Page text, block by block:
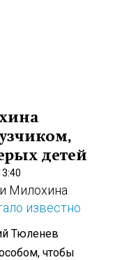
детей
Милохина
известно
Тюленев
чтобы